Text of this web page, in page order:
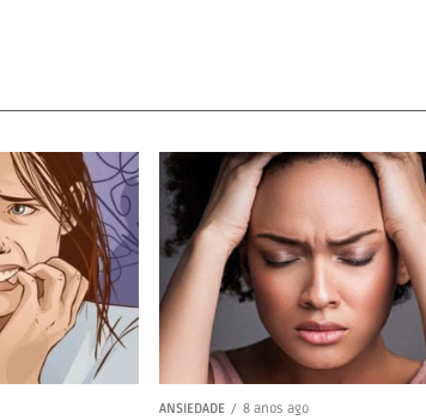
ANSIEDADE 8 anos ago